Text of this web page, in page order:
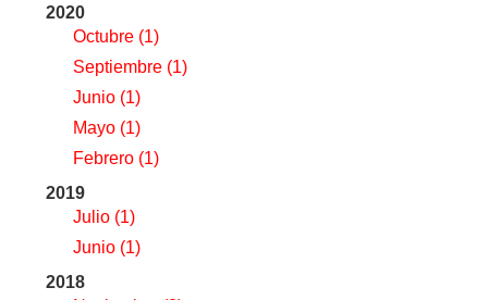
2020
Octubre (1)
Septiembre (1)
Junio (1)
Mayo (1)
Febrero (1)
2019
Julio (1)
Junio (1)
2018